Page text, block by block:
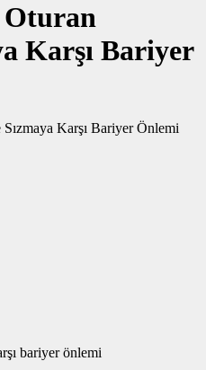
Karşı Bariyer
bariyer önlemi